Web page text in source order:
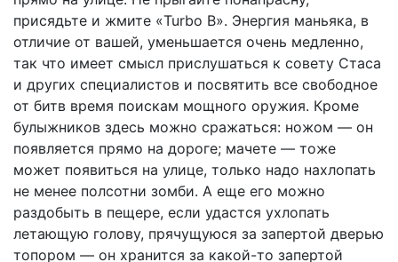
присядьте и жмите «Turbo В». Энергия маньяка, в
отличие от вашей, уменьшается очень медленно,
так что имеет смысл прислушаться к совету Стаса
и других специалистов и посвятить все свободное
от битв время поискам мощного оружия. Кроме
булыжников здесь можно сражаться: ножом — он
появляется прямо на дороге; мачете — тоже
может появиться на улице, только надо нахлопать
не менее полсотни зомби. А еще его можно
раздобыть в пещере, если удастся ухлопать
летающую голову, прячущуюся за запертой дверью
топором — он хранится за какой-то запертой